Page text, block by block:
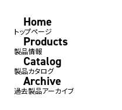
Home
トップページ
Products
製品情報
Catalog
製品カタログ
Archive
過去製品アーカイブ